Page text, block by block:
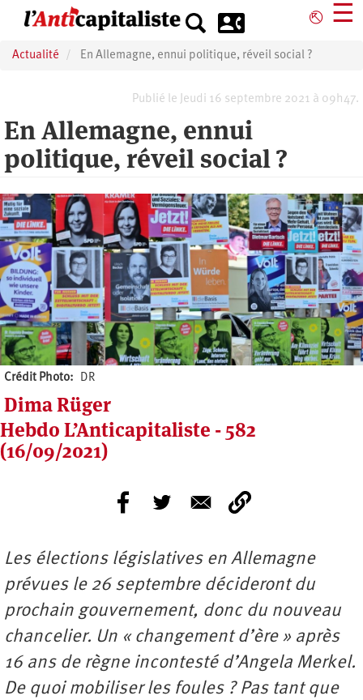
principal
⎋ ☰
Actualité En Allemagne, ennui politique, réveil social ?
Publié le Jeudi 16 septembre 2021 à 09h47.
En Allemagne, ennui
politique, réveil social ?
Crédit Photo DR
Dima Rüger
Hebdo L’Anticapitaliste - 582
(16/09/2021)
Les élections législatives en Allemagne
prévues le 26 septembre décideront du
prochain gouvernement, donc du nouveau
chancelier. Un « changement d’ère » après
16 ans de règne incontesté d’Angela Merkel.
De quoi mobiliser les foules ? Pas tant que